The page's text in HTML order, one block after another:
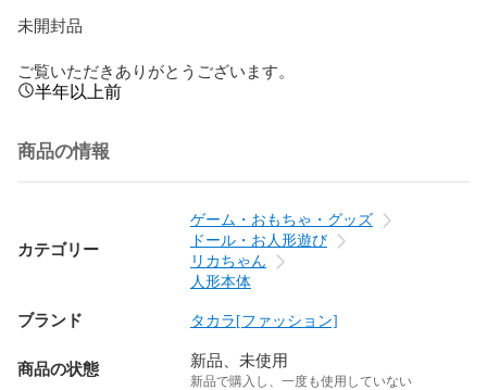
未開封品
ご覧いただきありがとうございます。
半年以上前
商品の情報
カテゴリー
ゲーム・おもちゃ・グッズ
ドール・お人形遊び
リカちゃん
人形本体
ブランド タカラ[ファッション]
商品の状態 新品、未使用
新品で購入し、一度も使用していない